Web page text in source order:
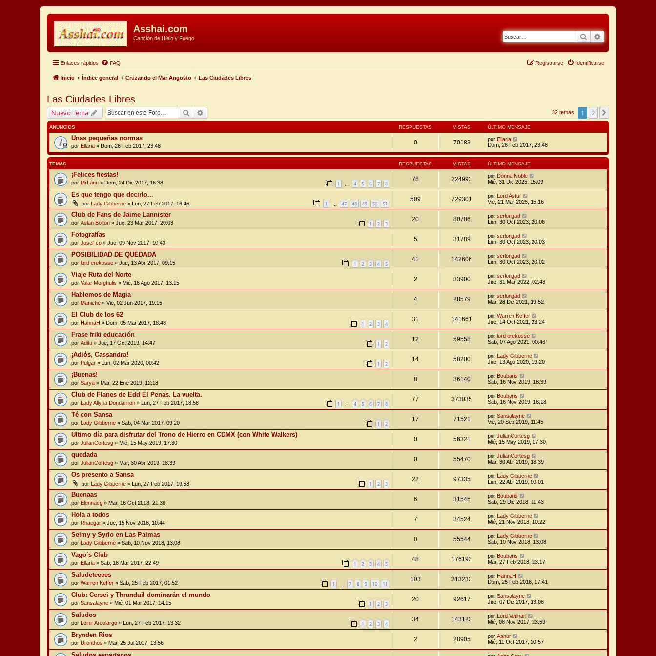
Asshai.com
Canción de Hielo y Fuego Buscar
Enlaces rápidos FAQ Identificarse
Registrarse
Inicio Índice general Cruzando el Mar Angosto Las Ciudades Libres
Las Ciudades Libres
Nuevo Tema Buscar 32 temas 1 2
ANUNCIOS RESPUESTAS VISTAS ÚLTIMO MENSAJE
Unas pequeñas normas
por Ellaria » Dom, 26 Feb 2017, 23:48
0 70183 por Ellaria
Dom, 26 Feb 2017, 23:48
TEMAS RESPUESTAS VISTAS ÚLTIMO MENSAJE
¡Felices fiestas!
por MrLann » Dom, 24 Dic 2017, 16:38 1 4 5 6 7 8
78 224993 por Donna Noble
Mié, 31 Dic 2025, 15:09
Es que tengo que decirlo...
por Lady Gibberne » Lun, 27 Feb 2017, 16:46 1 47 48 49 50 51
509 729301 por Lord Astur
Vie, 21 Mar 2025, 15:16
Club de Fans de Jaime Lannister
por Aslan Bolton » Jue, 23 Mar 2017, 20:03 1 2 3
20 80706 por serlongad
Lun, 30 Oct 2023, 20:06
Fotografías
por JoseFco » Jue, 09 Nov 2017, 10:43
5 31789 por serlongad
Lun, 30 Oct 2023, 20:03
POSIBILIDAD DE QUEDADA
por lord erekosse » Jue, 13 Abr 2017, 09:15 1 2 3 4 5
41 142606 por serlongad
Lun, 30 Oct 2023, 20:02
Viaje Ruta del Norte
por Valar Morghulis » Mié, 16 Ago 2017, 13:15
2 33900 por serlongad
Jue, 31 Mar 2022, 02:48
Hablemos de Magia
por Maniche » Vie, 02 Jun 2017, 19:15
4 28579 por serlongad
Mar, 28 Dic 2021, 19:52
El Club de los 62
por HannaH » Dom, 05 Mar 2017, 18:48 1 2 3 4
31 141661 por Warren Keffer
Jue, 14 Oct 2021, 23:24
Frase friki educación
por Aditu » Jue, 17 Oct 2019, 14:47 1 2
12 59558 por lord erekosse
Sab, 07 Ago 2021, 00:46
¡Adiós, Cassandra!
por Pulgar » Lun, 02 Mar 2020, 00:42 1 2
14 58200 por Lady Gibberne
Jue, 13 Ago 2020, 19:20
¡Buenas!
por Sarya » Mar, 22 Ene 2019, 12:18
8 36140 por Boubaris
Sab, 16 Nov 2019, 18:39
Club de Flanes de Edd El Penas. La vuelta.
por Lady Allyria Dondarrion » Lun, 27 Feb 2017, 18:58 1 4 5 6 7 8
77 373035 por Boubaris
Sab, 16 Nov 2019, 18:18
Té con Sansa
por Lady Gibberne » Sab, 04 Mar 2017, 09:20 1 2
17 71521 por Sansalayne
Vie, 20 Sep 2019, 11:45
Último día para disfrutar del Trono de Hierro en CDMX (con White Walkers)
por JulianCortesg » Mié, 15 May 2019, 17:30
0 56321 por JulianCortesg
Mié, 15 May 2019, 17:30
quedada
por JulianCortesg » Mar, 30 Abr 2019, 18:39
0 55470 por JulianCortesg
Mar, 30 Abr 2019, 18:39
Os presento a Sansa
por Lady Gibberne » Lun, 27 Feb 2017, 19:58 1 2 3
22 97335 por Lady Gibberne
Lun, 22 Abr 2019, 00:01
Buenaas
por Elennacg » Mar, 16 Oct 2018, 21:30
6 31545 por Boubaris
Sab, 29 Dic 2018, 11:43
Hola a todos
por Rhaegar » Jue, 15 Nov 2018, 10:44
7 34524 por Lady Gibberne
Mié, 21 Nov 2018, 10:22
Selmy y Syrio en Las Palmas
por Lady Gibberne » Sab, 10 Nov 2018, 13:08
0 55544 por Lady Gibberne
Sab, 10 Nov 2018, 13:08
Vago´s Club
por Ellaria » Sab, 18 Mar 2017, 22:49 1 2 3 4 5
48 176193 por Boubaris
Mar, 27 Feb 2018, 23:17
Saludeteeees
por Warren Keffer » Sab, 25 Feb 2017, 01:52 1 7 8 9 10 11
103 313233 por HannaH
Dom, 25 Feb 2018, 17:41
Club: Cersei y Thranduil dominarán el mundo
por Sansalayne » Mié, 01 Mar 2017, 14:15 1 2 3
20 92617 por Sansalayne
Jue, 07 Dic 2017, 13:06
Saludos
por Loinir Arcolargo » Lun, 27 Feb 2017, 13:32 1 2 3 4
34 143123 por Lord Vetinari
Mié, 08 Nov 2017, 23:59
Brynden Rios
por Dronthos » Mar, 25 Jul 2017, 13:56
2 28905 por Ashur
Mié, 11 Oct 2017, 20:57
Saludos espartanos